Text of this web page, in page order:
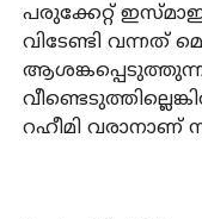
പരുക്കേറ്റ്
വിടേണ്ടി വന്നത്
റഹീമി